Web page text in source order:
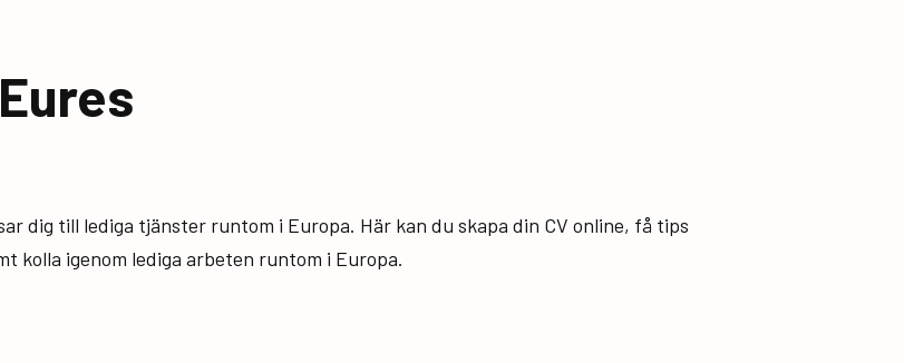
Eures
dig till lediga tjänster runtom i Europa. Här kan du skapa din CV online, få tips
kolla igenom lediga arbeten runtom i Europa.